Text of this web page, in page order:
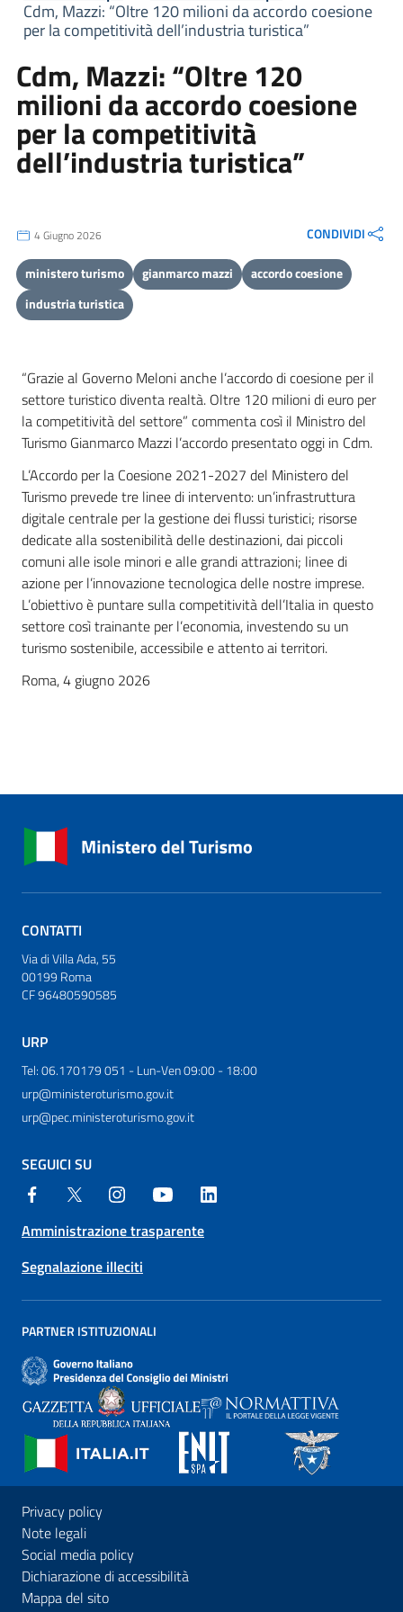
Cdm, Mazzi: “Oltre 120 milioni da accordo coesione
per la competitività dell’industria turistica”
Cdm, Mazzi: “Oltre 120
milioni da accordo coesione
per la competitività
dell’industria turistica”
4 Giugno 2026 CONDIVIDI
ministero turismo gianmarco mazzi
accordo coesione
industria turistica
“Grazie al Governo Meloni anche l’accordo di coesione per il
settore turistico diventa realtà. Oltre 120 milioni di euro per
la competitività del settore” commenta così il Ministro del
Turismo Gianmarco Mazzi l’accordo presentato oggi in Cdm.
L’Accordo per la Coesione 2021-2027 del Ministero del
Turismo prevede tre linee di intervento: un’infrastruttura
digitale centrale per la gestione dei flussi turistici; risorse
dedicate alla sostenibilità delle destinazioni, dai piccoli
comuni alle isole minori e alle grandi attrazioni; linee di
azione per l’innovazione tecnologica delle nostre imprese.
L’obiettivo è puntare sulla competitività dell’Italia in questo
settore così trainante per l’economia, investendo su un
turismo sostenibile, accessibile e attento ai territori.
Roma, 4 giugno 2026
CONTATTI
Via di Villa Ada, 55
00199 Roma
CF 96480590585
URP
Tel: 06.170179 051 - Lun-Ven 09:00 - 18:00
urp@ministeroturismo.gov.it
urp@pec.ministeroturismo.gov.it
SEGUICI SU
Amministrazione trasparente
Segnalazione illeciti
PARTNER ISTITUZIONALI
Privacy policy
Note legali
Social media policy
Dichiarazione di accessibilità
Mappa del sito